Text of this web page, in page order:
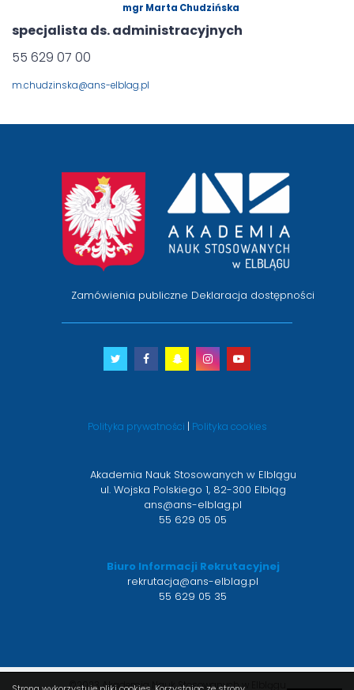
mgr Marta Chudzińska
specjalista ds. administracyjnych
55 629 07 00
m.chudzinska@ans-elblag.pl
Zamówienia publiczne Deklaracja dostępności
Twitter
otwiera
nowym
Facebook
otwiera
nowym
Snapchat
otwiera
nowym
Instagram
otwiera
nowym
Youtube
otwiera
nowym
Polityka prywatności | Polityka cookies
Akademia Nauk Stosowanych w Elblągu
ul. Wojska Polskiego 1, 82-300 Elbląg
ans@ans-elblag.pl
55 629 05 05
Biuro Informacji Rekrutacyjnej
rekrutacja@ans-elblag.pl
55 629 05 35
©2023 Akademia Nauk Stosowanych w Elblągu